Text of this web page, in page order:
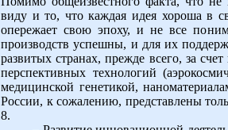
виду и то, что каждая идея хороша в
опережает свою эпоху, и не все
производств успешны, и для их
развитых странах, прежде всего, за
перспективных технологий
медицинской генетикой,
России, к сожалению, представлены
8.